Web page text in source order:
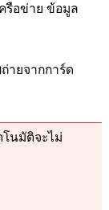
รือข่าย ข้อมูล
ายจากการ์ด
โนมัติจะไม่